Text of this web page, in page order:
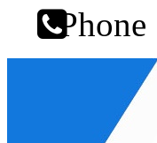
Phone